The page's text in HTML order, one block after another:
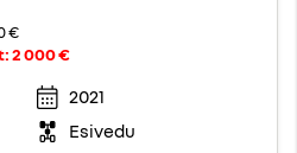
€
2 000 €
2021
Esivedu